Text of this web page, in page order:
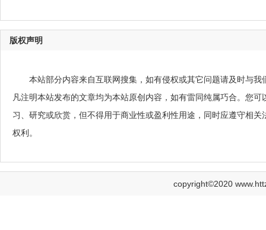
版权声明
本站部分内容来自互联网搜集，如有侵权或其它问题请及时与
凡注明本站发布的文章均为本站原创内容，如有雷同纯属巧合。您
习、研究或欣赏，但不得用于商业性或盈利性用途，同时应遵守相
权利。
copyright©2020